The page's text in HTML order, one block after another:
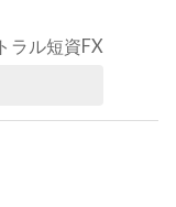
ラル短資FX